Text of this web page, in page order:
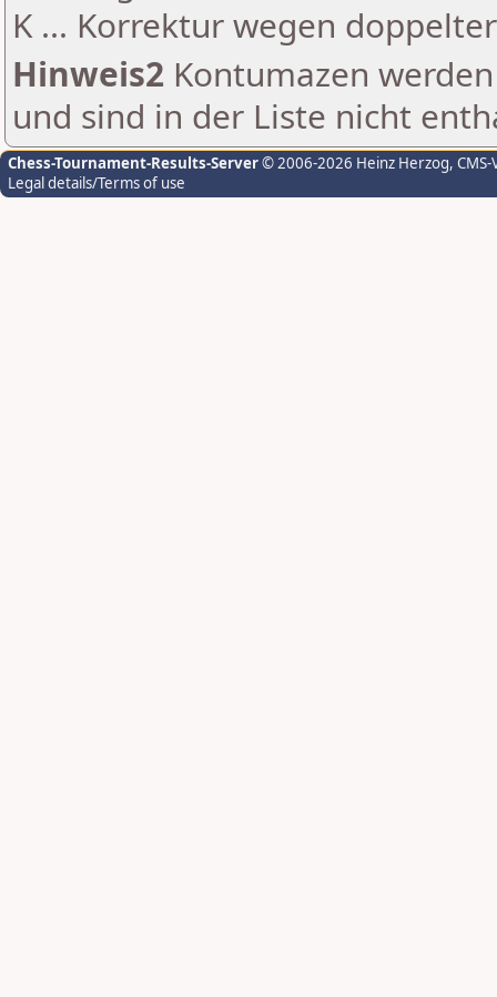
K ... Korrektur wegen
Hinweis2 Kontumazen
und sind in der Liste nicht
Chess-Tournament-Results-Server© 2006-2026 Heinz Herzog,
Legal details/Terms of use